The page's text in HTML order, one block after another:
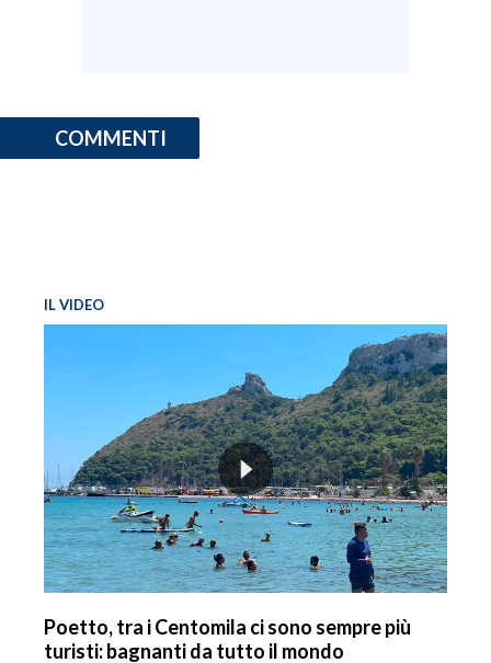
COMMENTI
IL VIDEO
Poetto, tra i Centomila ci sono sempre più
turisti: bagnanti da tutto il mondo